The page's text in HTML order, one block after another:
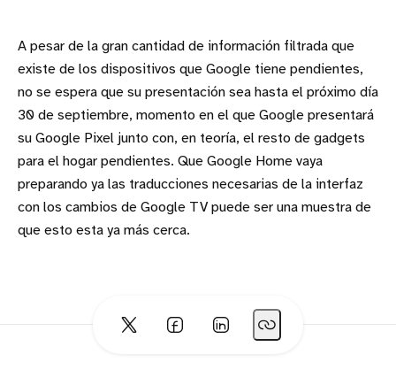
A pesar de la gran cantidad de información filtrada que
existe de los dispositivos que Google tiene pendientes,
no se espera que su presentación sea hasta el próximo día
30 de septiembre, momento en el que Google presentará
su Google Pixel junto con, en teoría, el resto de gadgets
para el hogar pendientes. Que Google Home vaya
preparando ya las traducciones necesarias de la interfaz
con los cambios de Google TV puede ser una muestra de
que esto esta ya más cerca.